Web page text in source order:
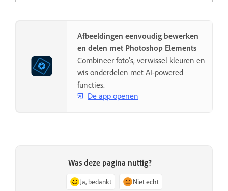
Afbeeldingen eenvoudig bewerken
en delen met Photoshop Elements
Combineer foto's, verwissel kleuren en
wis onderdelen met AI-powered
functies.
De app openen
Was deze pagina nuttig?
Ja, bedankt Niet echt